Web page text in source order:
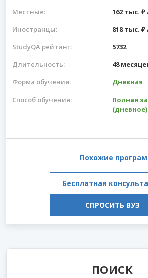
Местные:
162 тыс. ₽
Иностранцы:
818 тыс. ₽
StudyQA рейтинг:
5732
Длительность:
48
Форма обучения:
Дневная
Способ обучения:
Полная
(дневное)
Похожие
Бесплатная
СПРОСИТЬ ВУЗ
ПОИСК